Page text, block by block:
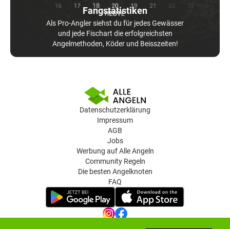
Fangstatistiken
Als Pro-Angler siehst du für jedes Gewässer
und jede Fischart die erfolgreichsten
Angelmethoden, Köder und Beisszeiten!
Datenschutzerklärung
Impressum
AGB
Jobs
Werbung auf Alle Angeln
Community Regeln
Die besten Angelknoten
FAQ